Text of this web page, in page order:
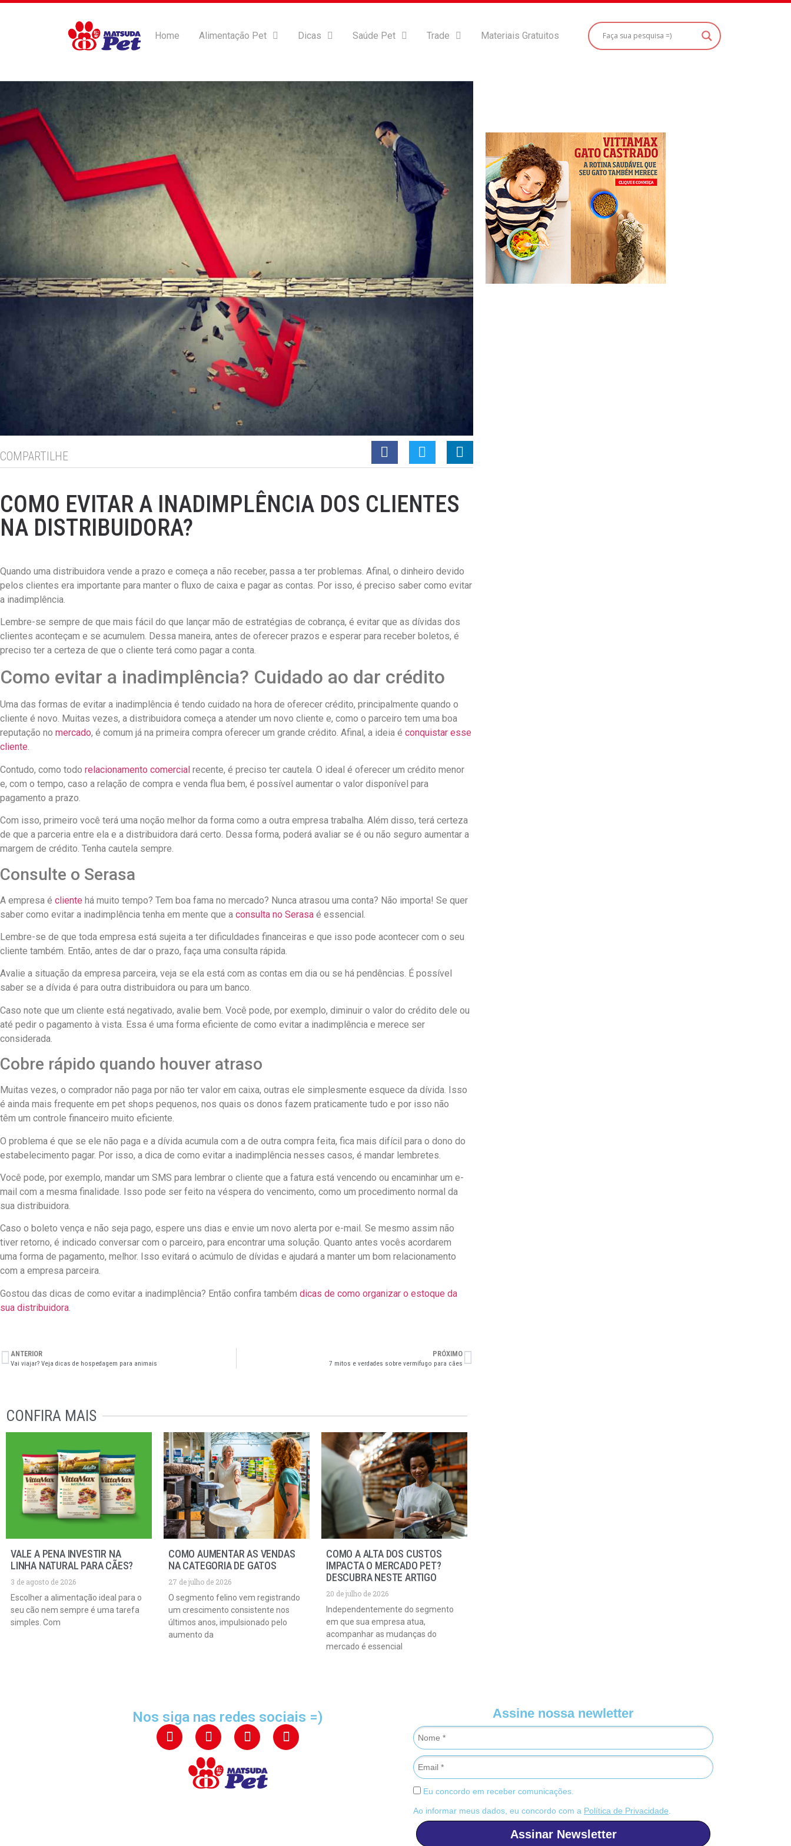
Home Alimentação Pet Dicas Saúde Pet Trade Materiais Gratuitos
COMPARTILHE
COMO EVITAR A INADIMPLÊNCIA DOS CLIENTES
NA DISTRIBUIDORA?
Quando uma distribuidora vende a prazo e começa a não receber, passa a ter problemas. Afinal, o dinheiro devido
pelos clientes era importante para manter o fluxo de caixa e pagar as contas. Por isso, é preciso saber como evitar
a inadimplência.
Lembre-se sempre de que mais fácil do que lançar mão de estratégias de cobrança, é evitar que as dívidas dos
clientes aconteçam e se acumulem. Dessa maneira, antes de oferecer prazos e esperar para receber boletos, é
preciso ter a certeza de que o cliente terá como pagar a conta.
Como evitar a inadimplência? Cuidado ao dar crédito
Uma das formas de evitar a inadimplência é tendo cuidado na hora de oferecer crédito, principalmente quando o
cliente é novo. Muitas vezes, a distribuidora começa a atender um novo cliente e, como o parceiro tem uma boa
reputação no mercado, é comum já na primeira compra oferecer um grande crédito. Afinal, a ideia é conquistar esse
cliente.
Contudo, como todo relacionamento comercial recente, é preciso ter cautela. O ideal é oferecer um crédito menor
e, com o tempo, caso a relação de compra e venda flua bem, é possível aumentar o valor disponível para
pagamento a prazo.
Com isso, primeiro você terá uma noção melhor da forma como a outra empresa trabalha. Além disso, terá certeza
de que a parceria entre ela e a distribuidora dará certo. Dessa forma, poderá avaliar se é ou não seguro aumentar a
margem de crédito. Tenha cautela sempre.
Consulte o Serasa
A empresa é cliente há muito tempo? Tem boa fama no mercado? Nunca atrasou uma conta? Não importa! Se quer
saber como evitar a inadimplência tenha em mente que a consulta no Serasa é essencial.
Lembre-se de que toda empresa está sujeita a ter dificuldades financeiras e que isso pode acontecer com o seu
cliente também. Então, antes de dar o prazo, faça uma consulta rápida.
Avalie a situação da empresa parceira, veja se ela está com as contas em dia ou se há pendências. É possível
saber se a dívida é para outra distribuidora ou para um banco.
Caso note que um cliente está negativado, avalie bem. Você pode, por exemplo, diminuir o valor do crédito dele ou
até pedir o pagamento à vista. Essa é uma forma eficiente de como evitar a inadimplência e merece ser
considerada.
Cobre rápido quando houver atraso
Muitas vezes, o comprador não paga por não ter valor em caixa, outras ele simplesmente esquece da dívida. Isso
é ainda mais frequente em pet shops pequenos, nos quais os donos fazem praticamente tudo e por isso não
têm um controle financeiro muito eficiente.
O problema é que se ele não paga e a dívida acumula com a de outra compra feita, fica mais difícil para o dono do
estabelecimento pagar. Por isso, a dica de como evitar a inadimplência nesses casos, é mandar lembretes.
Você pode, por exemplo, mandar um SMS para lembrar o cliente que a fatura está vencendo ou encaminhar um e-
mail com a mesma finalidade. Isso pode ser feito na véspera do vencimento, como um procedimento normal da
sua distribuidora.
Caso o boleto vença e não seja pago, espere uns dias e envie um novo alerta por e-mail. Se mesmo assim não
tiver retorno, é indicado conversar com o parceiro, para encontrar uma solução. Quanto antes vocês acordarem
uma forma de pagamento, melhor. Isso evitará o acúmulo de dívidas e ajudará a manter um bom relacionamento
com a empresa parceira.
Gostou das dicas de como evitar a inadimplência? Então confira também dicas de como organizar o estoque da
sua distribuidora
ANTERIOR
Vai viajar? Veja dicas de hospedagem para animais
PRÓXIMO
7 mitos e verdades sobre vermífugo para cães
CONFIRA MAIS
VALE A PENA INVESTIR NA
LINHA NATURAL PARA CÃES?
3 de agosto de 2026
Escolher a alimentação ideal para o
seu cão nem sempre é uma tarefa
simples. Com
COMO AUMENTAR AS VENDAS
NA CATEGORIA DE GATOS
27 de julho de 2026
O segmento felino vem registrando
um crescimento consistente nos
últimos anos, impulsionado pelo
aumento da
COMO A ALTA DOS CUSTOS
IMPACTA O MERCADO PET?
DESCUBRA NESTE ARTIGO
20 de julho de 2026
Independentemente do segmento
em que sua empresa atua,
acompanhar as mudanças do
mercado é essencial
Nos siga nas redes sociais =) Assine nossa newletter
Eu concordo em receber comunicações.
Ao informar meus dados, eu concordo com a Política de Privacidade
Assinar Newsletter